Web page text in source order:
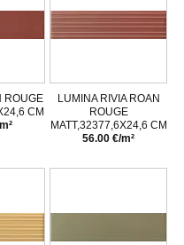
ROUGE
CM
LUMINA RIVIA ROAN
ROUGE
MATT,32377,6X24,6 CM
56.00 €/m²